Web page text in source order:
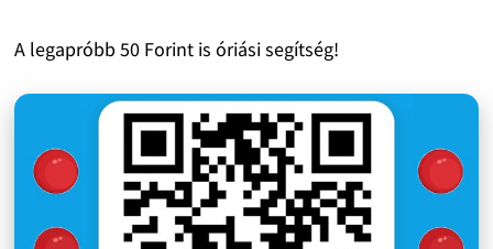
A legapróbb 50 Forint is óriási segítség!